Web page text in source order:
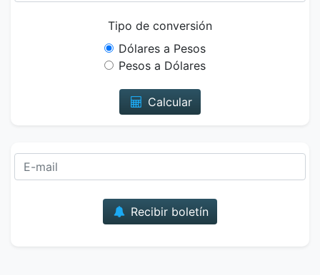
Tipo de conversión
Dólares a Pesos
Pesos a Dólares
Calcular
Recibir boletín